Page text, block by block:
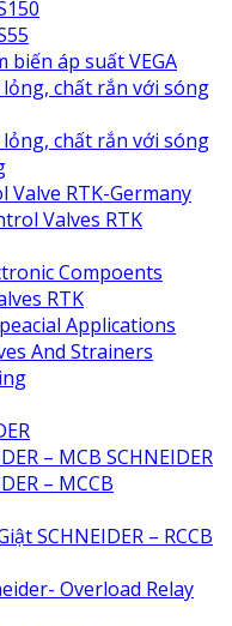
biến áp suất VEGA
chất rắn với sóng
chất rắn với sóng
RTK-Germany
Valves RTK
Compoents
RTK
Applications
And Strainers
– MCB SCHNEIDER
– MCCB
SCHNEIDER – RCCB
Overload Relay